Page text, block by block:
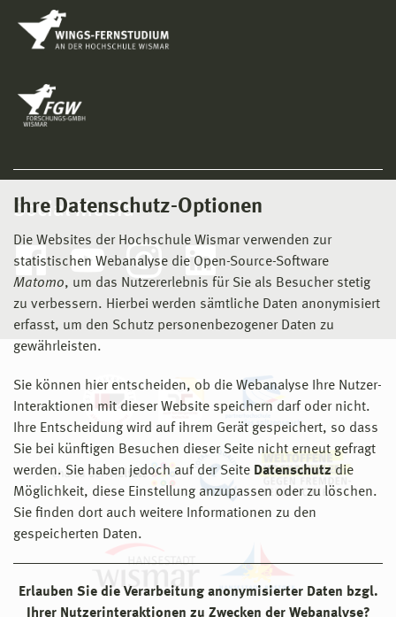
Ihre Datenschutz-Optionen
Die Websites der Hochschule Wismar verwenden zur
statistischen Webanalyse die Open-Source-Software
Matomo, um das Nutzererlebnis für Sie als Besucher stetig
zu verbessern. Hierbei werden sämtliche Daten anonymisiert
erfasst, um den Schutz personenbezogener Daten zu
gewährleisten.
Sie können hier entscheiden, ob die Webanalyse Ihre Nutzer-
Interaktionen mit dieser Website speichern darf oder nicht.
Ihre Entscheidung wird auf ihrem Gerät gespeichert, so dass
Sie bei künftigen Besuchen dieser Seite nicht erneut gefragt
werden. Sie haben jedoch auf der Seite Datenschutz die
Möglichkeit, diese Einstellung anzupassen oder zu löschen.
Sie finden dort auch weitere Informationen zu den
gespeicherten Daten.
Erlauben Sie die Verarbeitung anonymisierter Daten bzgl.
Ihrer Nutzerinteraktionen zu Zwecken der Webanalyse?
Social Media